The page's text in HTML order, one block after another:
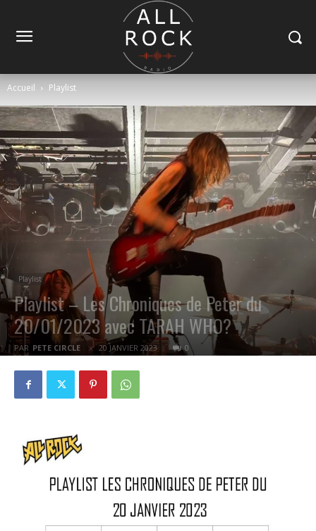
Accueil Playlist
Playlist
Playlist – Les Chroniques de Peter du
20/01/2023 avec TARAH WHO?
PAR PETE CIRCLE 20 JANVIER 2023 0